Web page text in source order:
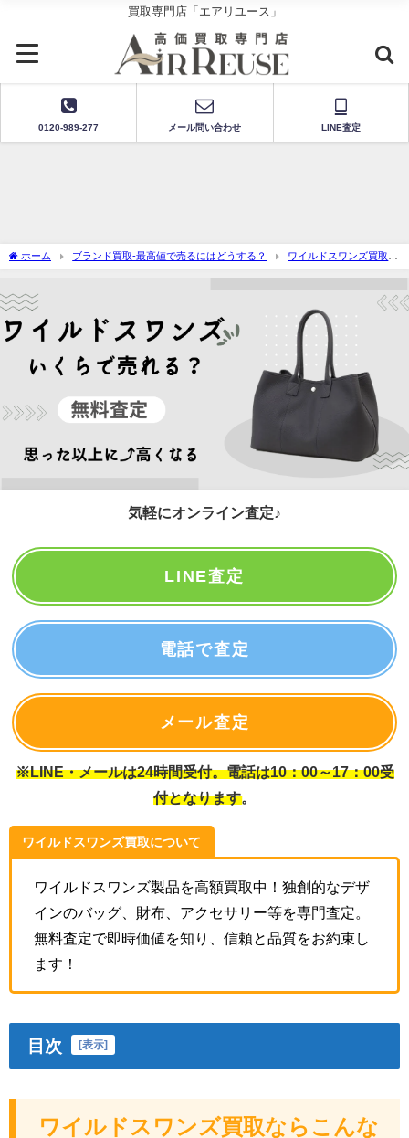
買取専門店「エアリユース」
0120-989-277 メール問い合わせ LINE査定
ホーム ブランド買取-最高値で売るにはどうする？
ワイルドスワンズ買取
（WILD SWANS）-無料査定で買取価格を今すぐチェック
気軽にオンライン査定♪
LINE査定
電話で査定
メール査定
※LINE・メールは24時間受付。電話は10：00～17：00受
付となります。
ワイルドスワンズ買取について
ワイルドスワンズ製品を高額買取中！独創的なデザ
インのバッグ、財布、アクセサリー等を専門査定。
無料査定で即時価値を知り、信頼と品質をお約束し
ます！
目次 [表示]
ワイルドスワンズ買取ならこんな